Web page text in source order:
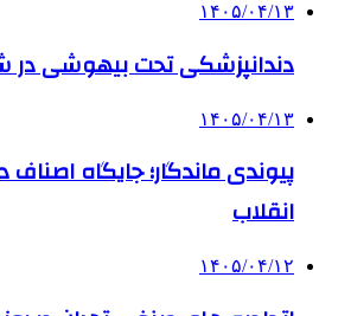
۱۴۰۵/۰۴/۱۳
دندانپزشکی تحت بیهوشی در
۱۴۰۵/۰۴/۱۳
پیوندی ماندگار؛ جایگاه اصناف
انقلاب
۱۴۰۵/۰۴/۱۲